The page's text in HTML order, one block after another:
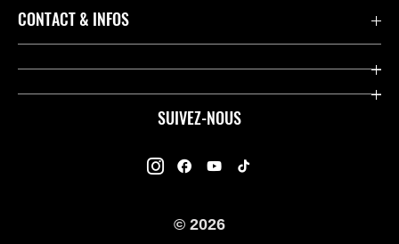
SUIVEZ-NOUS
Accessoires & Pièces
Concessionnaires
CONTACT & INFOS
Contact
© 2026